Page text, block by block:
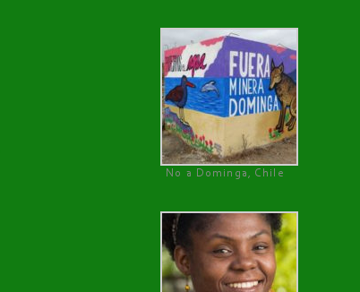
No a Dominga, Chile